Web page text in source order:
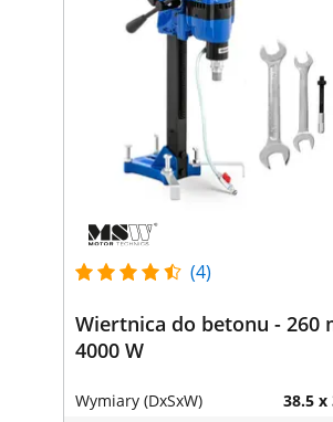
(4)
Wiertnica do betonu - 260
4000 W
Wymiary (DxSxW) 38.5 x